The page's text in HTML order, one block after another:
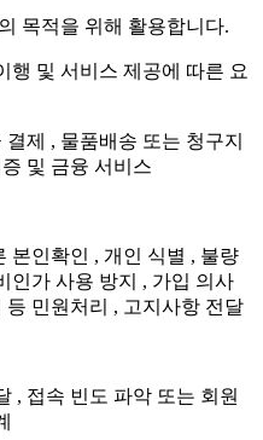
목적을 위해 활용합니다.
행 및 서비스 제공에 따른 요
제 , 물품배송 또는 청구지
및 금융 서비스
본인확인 , 개인 식별 , 불량
인가 사용 방지 , 가입 의사
민원처리 , 고지사항 전달
, 접속 빈도 파악 또는 회원